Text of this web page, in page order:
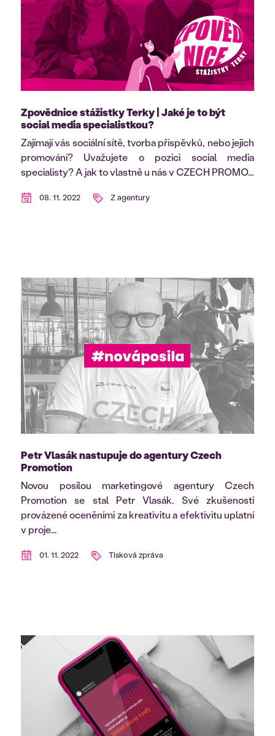
Zpovědnice stážistky Terky | Jaké je to být
social media specialistkou?
Zajímají vás sociální sítě, tvorba příspěvků, nebo jejich
promování? Uvažujete o pozici social media
specialisty? A jak to vlastně u nás v CZECH PROMO...
08. 11. 2022 Z agentury
Petr Vlasák nastupuje do agentury Czech
Promotion
Novou posilou marketingové agentury Czech
Promotion se stal Petr Vlasák. Své zkušenosti
provázené oceněními za kreativitu a efektivitu uplatní
v proje...
01. 11. 2022 Tisková zpráva